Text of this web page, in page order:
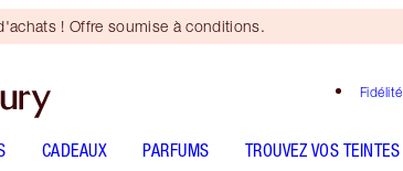
! Offre soumise à conditions.
Fidélité
CADEAUX PARFUMS TROUVEZ VOS TEINTES